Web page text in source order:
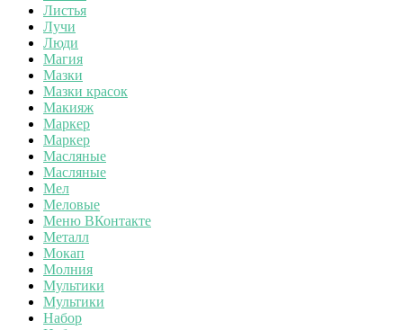
Листья
Лучи
Люди
Магия
Мазки
Мазки красок
Макияж
Маркер
Маркер
Масляные
Масляные
Мел
Меловые
Меню ВКонтакте
Металл
Мокап
Молния
Мультики
Мультики
Набор